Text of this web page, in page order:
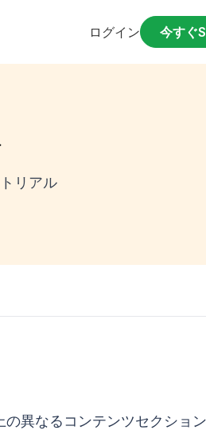
ログイン 今すぐ
リアル
の異なるコンテンツセクショ